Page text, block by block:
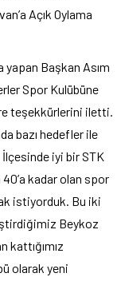
Açık Oylama
Başkan Asım
Spor Kulübüne
teşekkürlerini iletti.
bazı hedefler ile
İlçesinde iyi bir STK
kadar olan spor
istiyorduk. Bu iki
Beykoz
kattığımız
olarak yeni